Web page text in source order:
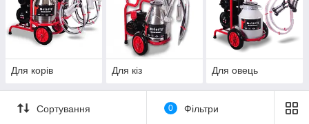
Для корів Для кіз Для овець
Сортування 0 Фільтри